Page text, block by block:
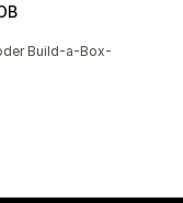
Build-a-Box-